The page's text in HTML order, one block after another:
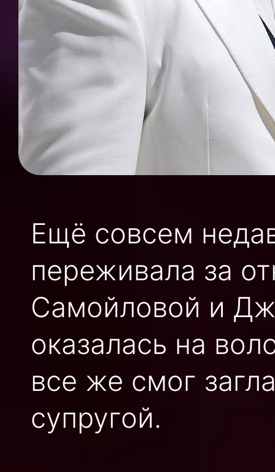
Ещё совсем
переживала за
Самойловой и
оказалась на
все же смог
супругой.